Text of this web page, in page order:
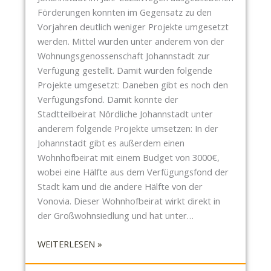
P
I
E
L
I
G
E
N
T
O
I
L
E
T
T
:
K
O
N
Z
E
S
S
I
O
N
E
N
F
Ü
R
I
Förderungen konnten im Gegensatz zu den
Vorjahren deutlich weniger Projekte umgesetzt
werden. Mittel wurden unter anderem von der
Wohnungsgenossenschaft Johannstadt zur
Verfügung gestellt. Damit wurden folgende
Projekte umgesetzt: Daneben gibt es noch den
Verfügungsfond. Damit konnte der
Stadtteilbeirat Nördliche Johannstadt unter
anderem folgende Projekte umsetzen: In der
Johannstadt gibt es außerdem einen
Wohnhofbeirat mit einem Budget von 3000€,
wobei eine Hälfte aus dem Verfügungsfond der
Stadt kam und die andere Hälfte von der
Vonovia. Dieser Wohnhofbeirat wirkt direkt in
der Großwohnsiedlung und hat unter…
WEITERLESEN »: